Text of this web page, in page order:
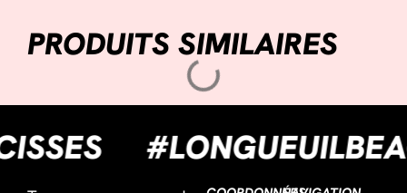
PRODUITS SIMILAIRES